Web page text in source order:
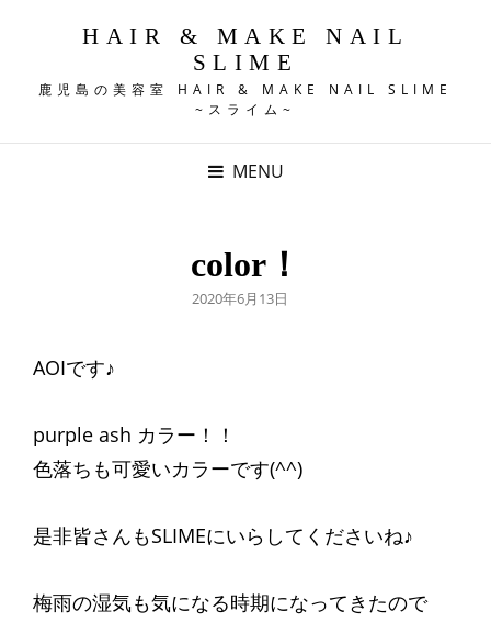
HAIR & MAKE NAIL
SLIME
鹿児島の美容室 HAIR & MAKE NAIL SLIME
~スライム~
MENU
color！
POSTED
2020年6月13日
AOIです♪
purple ash カラー！！
色落ちも可愛いカラーです(^^)
是非皆さんもSLIMEにいらしてくださいね♪
梅雨の湿気も気になる時期になってきたので